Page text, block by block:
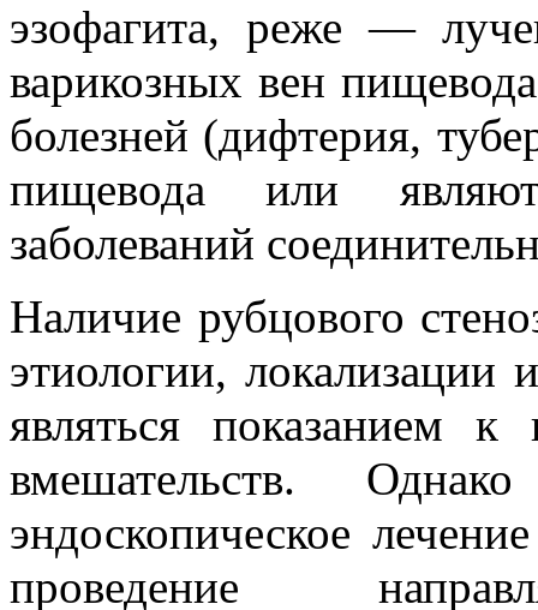
эзофагита, реже —
варикозных вен
болезней (дифтерия,
пищевода или
заболеваний
Наличие рубцового
этиологии,
являться показанием к
вмешательств.
эндоскопическое
проведение